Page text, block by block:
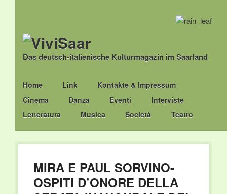
Das deutsch-italienische Kulturmagazin im Saarland
Main menu
Skip
to
content
Home Link
Kontakte & Impressum
Cinema
Danza Eventi
Interviste
Letteratura
Musica Società Teatro
MIRA E PAUL SORVINO-
OSPITI D’ONORE DELLA